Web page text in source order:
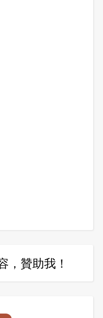
，贊助我！